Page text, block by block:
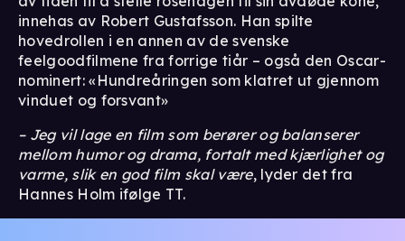
innehas av Robert Gustafsson. Han spilte
hovedrollen i en annen av de svenske
feelgoodfilmene fra forrige tiår – også den Oscar-
nominert: «Hundreåringen som klatret ut gjennom
vinduet og forsvant»
– Jeg vil lage en film som berører og balanserer
mellom humor og drama, fortalt med kjærlighet og
varme, slik en god film skal være, lyder det fra
Hannes Holm ifølge TT.